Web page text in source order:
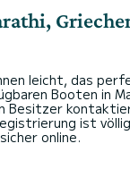
leicht, das
Booten in
Besitzer
ist
online.